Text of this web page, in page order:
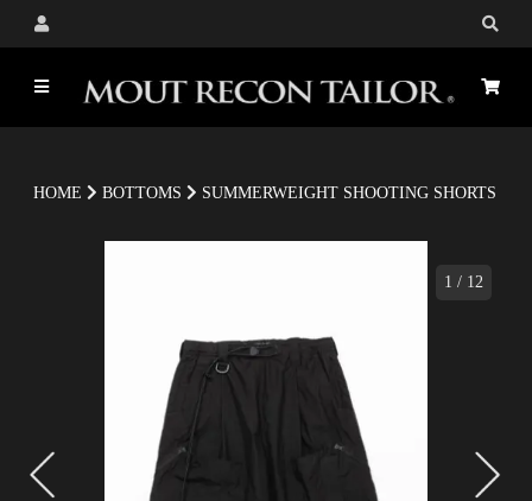
HOME BOTTOMS SUMMERWEIGHT SHOOTING SHORTS
1 / 12